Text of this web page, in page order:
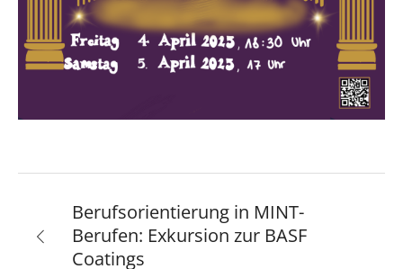
Berufsorientierung in MINT-
Berufen: Exkursion zur BASF
Coatings